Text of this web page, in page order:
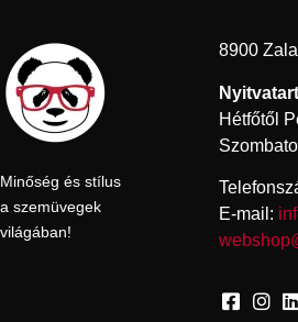
Minőség és stílus
a szemüvegek
világában!
8900
Hétfőtől
E-mail: